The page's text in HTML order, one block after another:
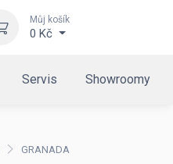
Můj košík
0 Kč
Servis Showroomy
GRANADA